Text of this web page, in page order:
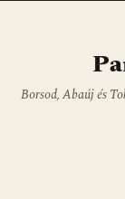
Borsod, Abaúj és